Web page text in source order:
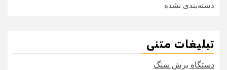
دسته‌بندی نشده
تبلیغات متنی
دستگاه برش سنگ